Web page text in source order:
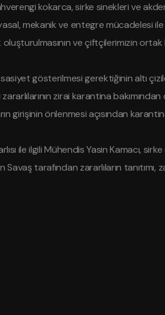
kokarca, sirke sinekleri ve
mekanik ve entegre mücadelesi
oluşturulmasının ve çiftçilerimizin
gösterilmesi gerektiğinin altı
zirai karantina
girişinin önlenmesi açısından
ile ilgili Mühendis Yasin Kamacı,
Savaş tarafından zararlıların